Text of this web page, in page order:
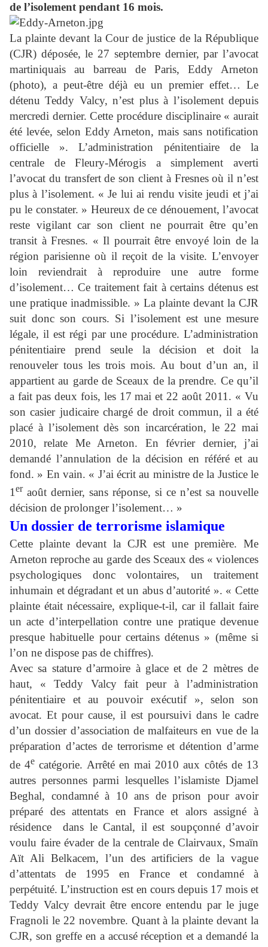
de l’isolement pendant 16 mois.
La plainte devant la Cour de justice de la République
(CJR) déposée, le 27 septembre dernier, par l’avocat
martiniquais au barreau de Paris, Eddy Arneton
(photo), a peut-être déjà eu un premier effet… Le
détenu Teddy Valcy, n’est plus à l’isolement depuis
mercredi dernier. Cette procédure disciplinaire « aurait
été levée, selon Eddy Arneton, mais sans notification
officielle ». L’administration pénitentiaire de la
centrale de Fleury-Mérogis a simplement averti
l’avocat du transfert de son client à Fresnes où il n’est
plus à l’isolement. « Je lui ai rendu visite jeudi et j’ai
pu le constater. » Heureux de ce dénouement, l’avocat
reste vigilant car son client ne pourrait être qu’en
transit à Fresnes. « Il pourrait être envoyé loin de la
région parisienne où il reçoit de la visite. L’envoyer
loin reviendrait à reproduire une autre forme
d’isolement… Ce traitement fait à certains détenus est
une pratique inadmissible. » La plainte devant la CJR
suit donc son cours. Si l’isolement est une mesure
légale, il est régi par une procédure. L’administration
pénitentiaire prend seule la décision et doit la
renouveler tous les trois mois. Au bout d’un an, il
appartient au garde de Sceaux de la prendre. Ce qu’il
a fait pas deux fois, les 17 mai et 22 août 2011. « Vu
son casier judicaire chargé de droit commun, il a été
placé à l’isolement dès son incarcération, le 22 mai
2010, relate Me Arneton. En février dernier, j’ai
demandé l’annulation de la décision en référé et au
fond. » En vain. « J’ai écrit au ministre de la Justice le
1eraoût dernier, sans réponse, si ce n’est sa nouvelle
décision de prolonger l’isolement… »
Un dossier de terrorisme islamique
Cette plainte devant la CJR est une première. Me
Arneton reproche au garde des Sceaux des « violences
psychologiques donc volontaires, un traitement
inhumain et dégradant et un abus d’autorité ». « Cette
plainte était nécessaire, explique-t-il, car il fallait faire
un acte d’interpellation contre une pratique devenue
presque habituelle pour certains détenus » (même si
l’on ne dispose pas de chiffres).
Avec sa stature d’armoire à glace et de 2 mètres de
haut, « Teddy Valcy fait peur à l’administration
pénitentiaire et au pouvoir exécutif », selon son
avocat. Et pour cause, il est poursuivi dans le cadre
d’un dossier d’association de malfaiteurs en vue de la
préparation d’actes de terrorisme et détention d’arme
de 4e catégorie. Arrêté en mai 2010 aux côtés de 13
autres personnes parmi lesquelles l’islamiste Djamel
Beghal, condamné à 10 ans de prison pour avoir
préparé des attentats en France et alors assigné à
résidence dans le Cantal, il est soupçonné d’avoir
voulu faire évader de la centrale de Clairvaux, Smaïn
Aït Ali Belkacem, l’un des artificiers de la vague
d’attentats de 1995 en France et condamné à
perpétuité. L’instruction est en cours depuis 17 mois et
Teddy Valcy devrait être encore entendu par le juge
Fragnoli le 22 novembre. Quant à la plainte devant la
CJR, son greffe en a accusé réception et a demandé la